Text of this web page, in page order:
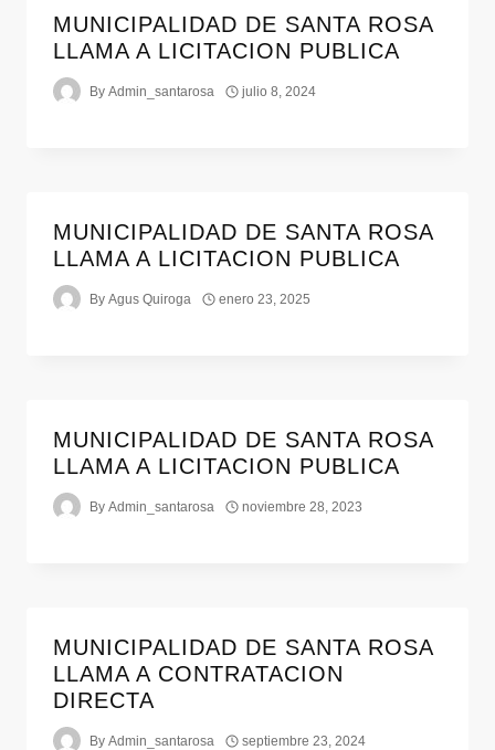
MUNICIPALIDAD DE SANTA ROSA
LLAMA A LICITACION PUBLICA
By Admin_santarosa julio 8, 2024
MUNICIPALIDAD DE SANTA ROSA
LLAMA A LICITACION PUBLICA
By Agus Quiroga enero 23, 2025
MUNICIPALIDAD DE SANTA ROSA
LLAMA A LICITACION PUBLICA
By Admin_santarosa noviembre 28, 2023
MUNICIPALIDAD DE SANTA ROSA
LLAMA A CONTRATACION
DIRECTA
By Admin_santarosa septiembre 23, 2024